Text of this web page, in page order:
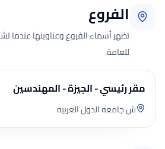
الفروع
تظهر أسماء الفروع وعناوينها عندما
للعامة.
مقر رئيسي - الجيزة - المهندسين
ش جامعه الدول العربيه